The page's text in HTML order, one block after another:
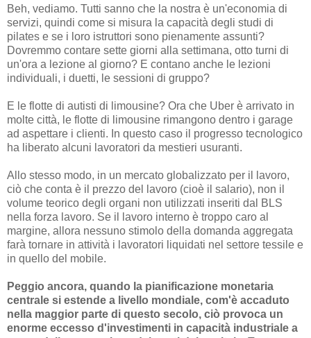
Beh, vediamo. Tutti sanno che la nostra è un'economia di
servizi, quindi come si misura la capacità degli studi di
pilates e se i loro istruttori sono pienamente assunti?
Dovremmo contare sette giorni alla settimana, otto turni di
un'ora a lezione al giorno? E contano anche le lezioni
individuali, i duetti, le sessioni di gruppo?
E le flotte di autisti di limousine? Ora che Uber è arrivato in
molte città, le flotte di limousine rimangono dentro i garage
ad aspettare i clienti. In questo caso il progresso tecnologico
ha liberato alcuni lavoratori da mestieri usuranti.
Allo stesso modo, in un mercato globalizzato per il lavoro,
ciò che conta è il prezzo del lavoro (cioè il salario), non il
volume teorico degli organi non utilizzati inseriti dal BLS
nella forza lavoro. Se il lavoro interno è troppo caro al
margine, allora nessuno stimolo della domanda aggregata
farà tornare in attività i lavoratori liquidati nel settore tessile e
in quello del mobile.
Peggio ancora, quando la pianificazione monetaria
centrale si estende a livello mondiale, com'è accaduto
nella maggior parte di questo secolo, ciò provoca un
enorme eccesso d'investimenti in capacità industriale a